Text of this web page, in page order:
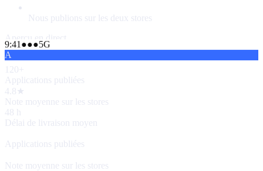
Nous publions sur les deux stores
Aperçu en direct
9:41●●●5G
A
120+
Applications publiées
4.8★
Note moyenne sur les stores
48 h
Délai de livraison moyen
Applications publiées
Note moyenne sur les stores